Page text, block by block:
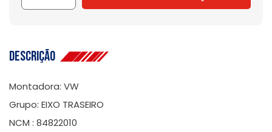
Descrição
Montadora: VW
Grupo: EIXO TRASEIRO
NCM : 84822010